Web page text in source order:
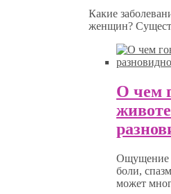
Какие
женщин?
О чем
Ощущение
боли,
может